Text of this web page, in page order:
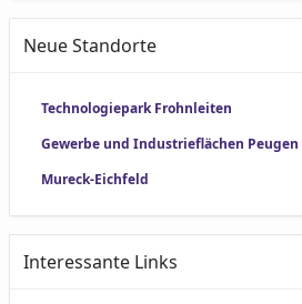
Neue Standorte
Technologiepark Frohnleiten
Gewerbe und Industrieflächen
Mureck-Eichfeld
Interessante Links